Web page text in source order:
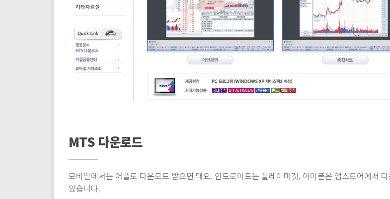
MTS 다운로드
모바일에서는 어플로 다운로드 받으면 돼요. 안드로이드는 플레이마켓, 아이폰은 앱스토어에서
있습니다.